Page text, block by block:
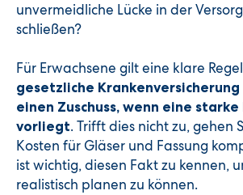
unvermeidliche Lücke in der
schließen?
Für Erwachsene gilt eine klare
gesetzliche
einen Zuschuss, wenn eine
vorliegt. Trifft dies nicht zu, gehen
Kosten für Gläser und Fassung
ist wichtig, diesen Fakt zu kennen,
realistisch planen zu können.